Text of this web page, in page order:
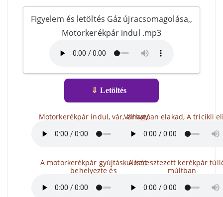
Figyelem és letöltés Gáz újracsomagolása,,
Motorkerékpár indul .mp3
⇓ Letöltés
Motorkerékpár indul, vár, elhagy
A motorkerékpár gyújtáskulcsát
behelyezte és
Várhatóan elakad, A tricikli
A keresztezett kerékpár
múltban